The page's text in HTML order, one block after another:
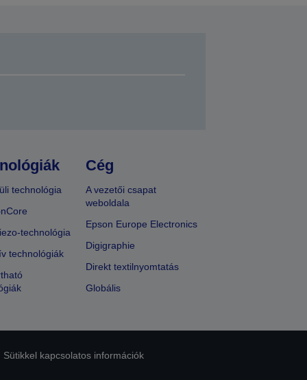
technológia
technológia
technológiák
Cég
A vezetői csapat
weboldala
Epson Europe Electronics
Digigraphie
Direkt textilnyomtatás
Globális
Sütikkel kapcsolatos információk